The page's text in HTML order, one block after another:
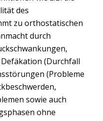
des
zu orthostatischen
durch
(Durchfall
(Probleme
sowie auch
ohne